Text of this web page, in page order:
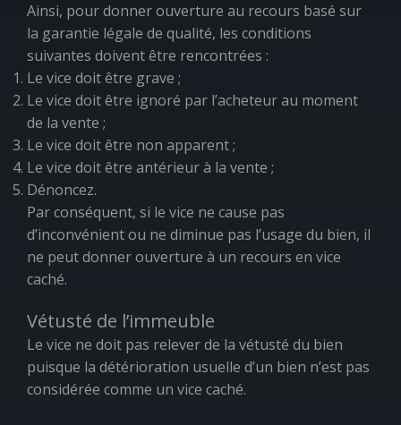
Ainsi, pour donner ouverture au recours basé sur
la garantie légale de qualité, les conditions
suivantes doivent être rencontrées :
Le vice doit être grave ;
Le vice doit être ignoré par l’acheteur au moment
de la vente ;
Le vice doit être non apparent ;
Le vice doit être antérieur à la vente ;
Dénoncez.
Par conséquent, si le vice ne cause pas
d’inconvénient ou ne diminue pas l’usage du bien, il
ne peut donner ouverture à un recours en vice
caché.
Vétusté de l’immeuble
Le vice ne doit pas relever de la vétusté du bien
puisque la détérioration usuelle d’un bien n’est pas
considérée comme un vice caché.